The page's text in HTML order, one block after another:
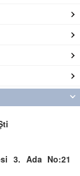
3. Ada No:21